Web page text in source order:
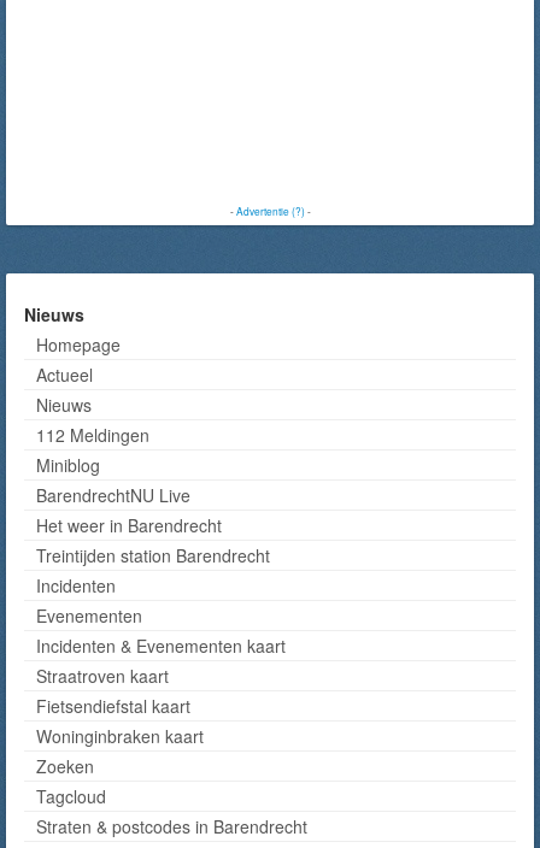
-Advertentie (?)-
Nieuws
Homepage
Actueel
Nieuws
112 Meldingen
Miniblog
BarendrechtNU Live
Het weer in Barendrecht
Treintijden station Barendrecht
Incidenten
Evenementen
Incidenten & Evenementen kaart
Straatroven kaart
Fietsendiefstal kaart
Woninginbraken kaart
Zoeken
Tagcloud
Straten & postcodes in Barendrecht